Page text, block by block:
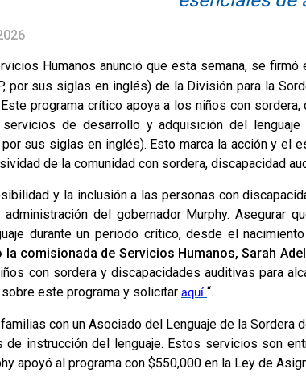
Humanos anunció que esta semana, se
por sus siglas en inglés) de la División para la
Este programa crítico apoya a los niños con
servicios de desarrollo y adquisición del
por sus siglas en inglés). Esto marca la acción y el
de la comunidad con sordera, discapacidad
y la inclusión a las personas con
del gobernador Murphy. Asegurar
durante un periodo crítico, desde el
la comisionada de Servicios Humanos, Sarah
con sordera y discapacidades auditivas para
este programa y solicitar aquí “.
con un Asociado del Lenguaje de la
de instrucción del lenguaje. Estos servicios son
apoyó al programa con $550,000 en la Ley de